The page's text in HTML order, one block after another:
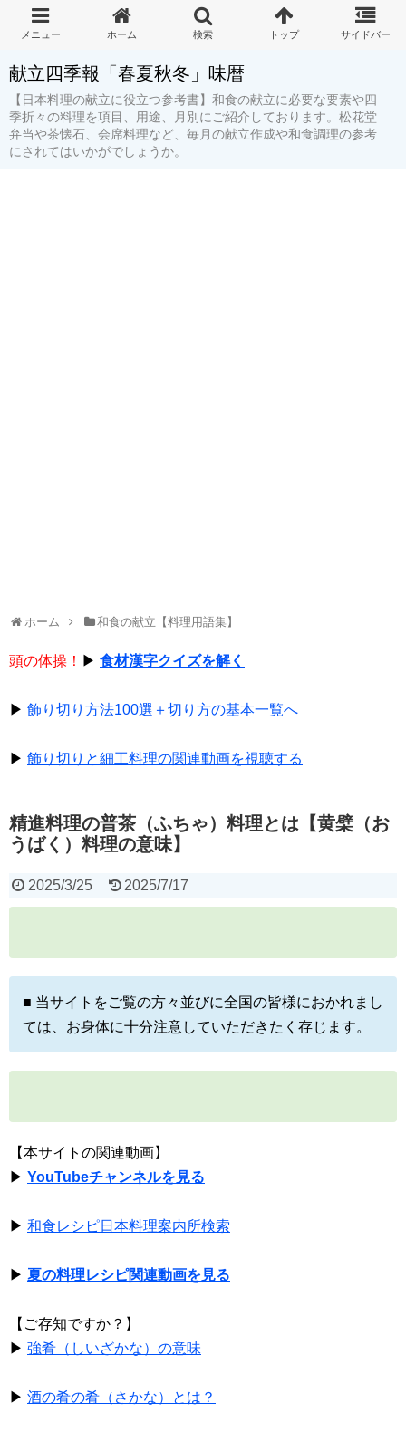
献立四季報「春夏秋冬」味暦
【日本料理の献立に役立つ参考書】和食の献立に必要な要素や四
季折々の料理を項目、用途、月別にご紹介しております。松花堂
弁当や茶懐石、会席料理など、毎月の献立作成や和食調理の参考
にされてはいかがでしょうか。
ホーム 和食の献立【料理用語集】
頭の体操！ ▶ 食材漢字クイズを解く
▶ 飾り切り方法100選＋切り方の基本一覧へ
▶ 飾り切りと細工料理の関連動画を視聴する
精進料理の普茶（ふちゃ）料理とは【黄檗（お
うばく）料理の意味】
2025/3/25 2025/7/17
■ 当サイトをご覧の方々並びに全国の皆様におかれまし
ては、お身体に十分注意していただきたく存じます。
【本サイトの関連動画】
▶ YouTubeチャンネルを見る
▶ 和食レシピ日本料理案内所検索
▶ 夏の料理レシピ関連動画を見る
【ご存知ですか？】
▶ 強肴（しいざかな）の意味
▶ 酒の肴の肴（さかな）とは？